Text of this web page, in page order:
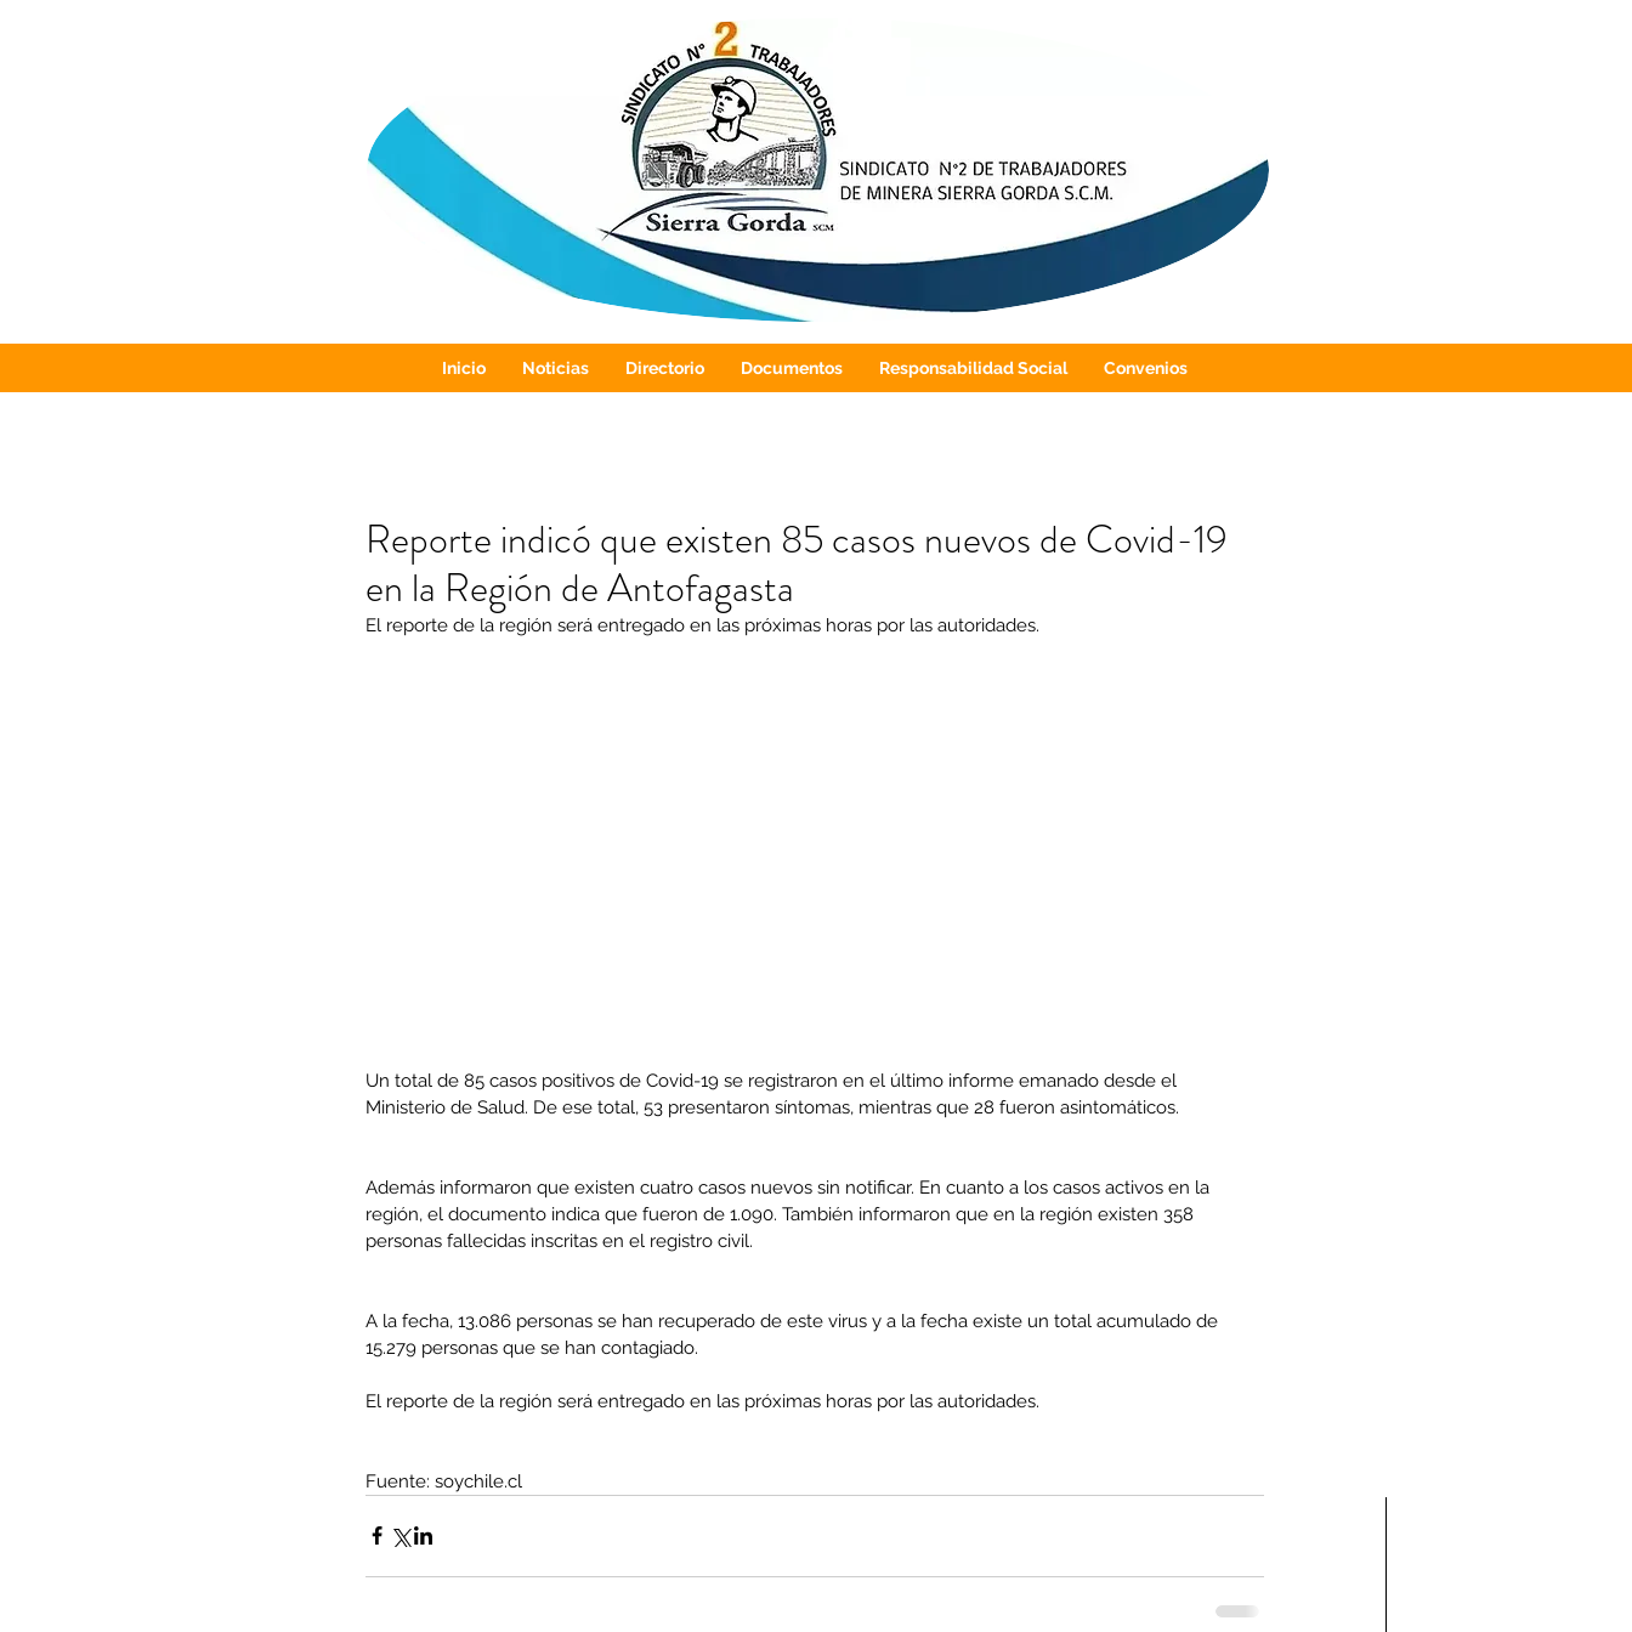
Inicio Noticias Directorio Documentos Responsabilidad Social Convenios
Reporte indicó que existen 85 casos nuevos de Covid-19
en la Región de Antofagasta
El reporte de la región será entregado en las próximas horas por las autoridades.
Un total de 85 casos positivos de Covid-19 se registraron en el último informe emanado desde el
Ministerio de Salud. De ese total, 53 presentaron síntomas, mientras que 28 fueron asintomáticos.
Además informaron que existen cuatro casos nuevos sin notificar. En cuanto a los casos activos en la
región, el documento indica que fueron de 1.090. También informaron que en la región existen 358
personas fallecidas inscritas en el registro civil.
A la fecha, 13.086 personas se han recuperado de este virus y a la fecha existe un total acumulado de
15.279 personas que se han contagiado.
El reporte de la región será entregado en las próximas horas por las autoridades.
Fuente: soychile.cl